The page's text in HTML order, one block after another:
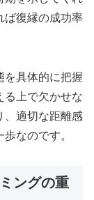
ば復縁の成功率
を具体的に把握
る上で欠かせな
、適切な距離感
なのです。
ングの重